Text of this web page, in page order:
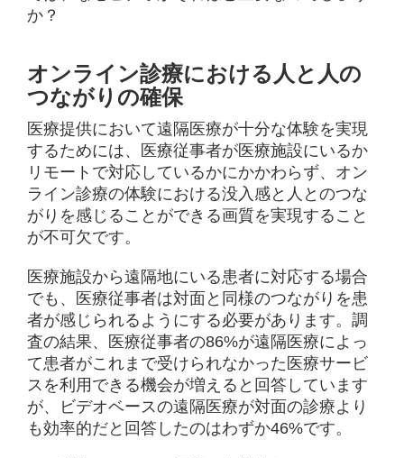
か？
オンライン診療における人と人の
つながりの確保
医療提供において遠隔医療が十分な体験を実現
するためには、医療従事者が医療施設にいるか
リモートで対応しているかにかかわらず、オン
ライン診療の体験における没入感と人とのつな
がりを感じることができる画質を実現すること
が不可欠です。
医療施設から遠隔地にいる患者に対応する場合
でも、医療従事者は対面と同様のつながりを患
者が感じられるようにする必要があります。調
査の結果、医療従事者の86%が遠隔医療によっ
て患者がこれまで受けられなかった医療サービ
スを利用できる機会が増えると回答しています
が、ビデオベースの遠隔医療が対面の診療より
も効率的だと回答したのはわずか46%です。